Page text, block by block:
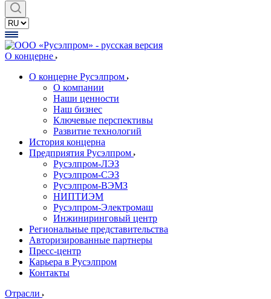
О концерне
О концерне Русэлпром
О компании
Наши ценности
Наш бизнес
Ключевые перспективы
Развитие технологий
История концерна
Предприятия Русэлпром
Русэлпром-ЛЭЗ
Русэлпром-СЭЗ
Русэлпром-ВЭМЗ
НИПТИЭМ
Русэлпром-Электромаш
Инжиниринговый центр
Региональные представительства
Авторизированные партнеры
Пресс-центр
Карьера в Русэлпром
Контакты
Отрасли